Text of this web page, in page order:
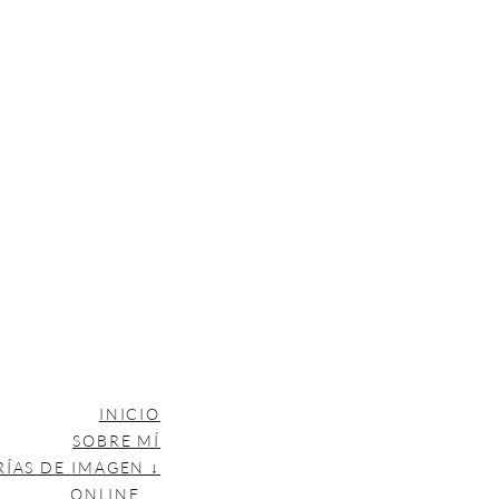
INICIO
SOBRE MÍ
DE IMAGEN ↓
ONLINE